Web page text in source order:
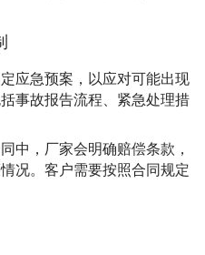
应急预案，以应对可能出现
事故报告流程、紧急处理措
中，厂家会明确赔偿条款，
况。客户需要按照合同规定